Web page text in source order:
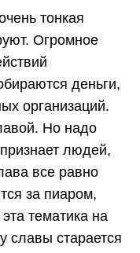
тонкая
Огромное
деньги,
организаций.
Но надо
людей,
все равно
за пиаром,
тематика на
славы старается